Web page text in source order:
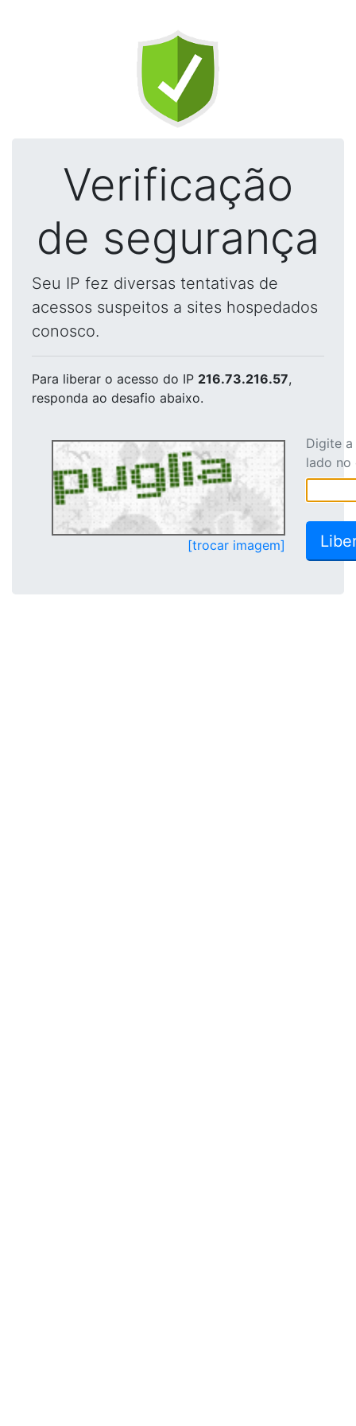
Verificação
de segurança
Seu IP fez diversas tentativas de
acessos suspeitos a sites hospedados
conosco.
Para liberar o acesso do IP 216.73.216.57,
responda ao desafio abaixo.
[trocar imagem]
Digite
lado no